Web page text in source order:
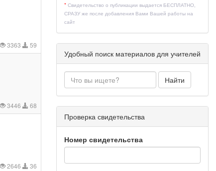
3363 59
3446 68
2646 36
* Свидетельство о публикации выдается БЕСПЛАТНО,
СРАЗУ же после добавления Вами Вашей работы на
сайт
Удобный поиск материалов для учителей
Найти
Проверка свидетельства
Номер свидетельства